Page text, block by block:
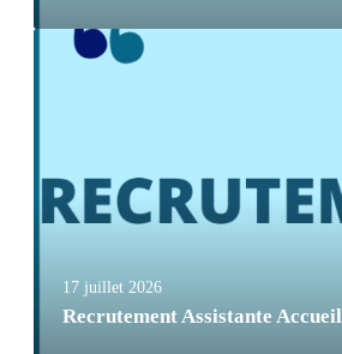
17 juillet 2026
Recrutement Assistante Accueil